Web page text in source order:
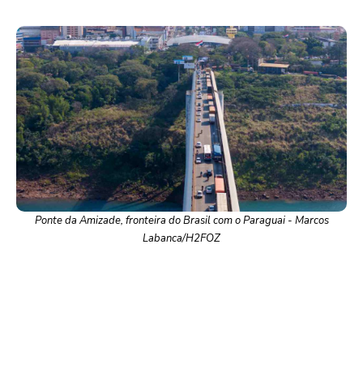
Ponte da Amizade, fronteira do Brasil com o Paraguai - Marcos
Labanca/H2FOZ